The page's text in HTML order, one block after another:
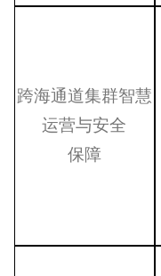
跨海通道集群智慧
运营与安全
保障